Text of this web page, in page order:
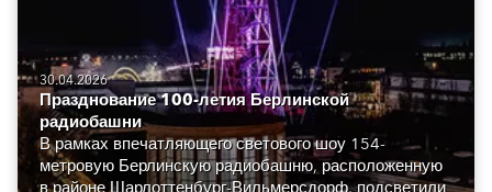
30.04.2026
Празднование 100-летия Берлинской
радиобашни
В рамках впечатляющего светового шоу 154-
метровую Берлинскую радиобашню, расположенную
в районе Шарлоттенбург-Вильмерсдорф, подсветили